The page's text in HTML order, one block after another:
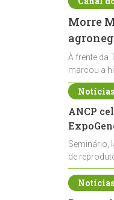
Morre
À frente da
marcou a
ANCP
Seminário,
de
durante a